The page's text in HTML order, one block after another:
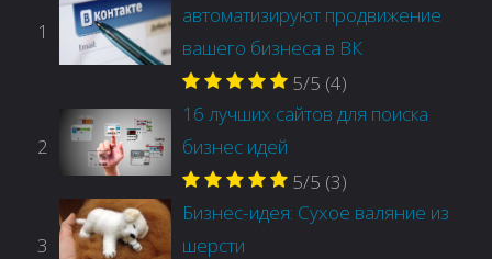
1
автоматизируют продвижение
вашего бизнеса в ВК
5/5 (4)
2
16 лучших сайтов для поиска
бизнес идей
5/5 (3)
3
Бизнес-идея: Сухое валяние из
шерсти